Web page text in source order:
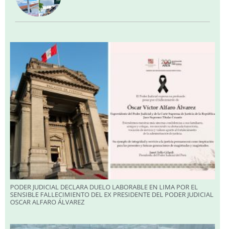
PODER JUDICIAL DECLARA DUELO LABORABLE EN LIMA POR EL
SENSIBLE FALLECIMIENTO DEL EX PRESIDENTE DEL PODER JUDICIAL
OSCAR ALFARO ÁLVAREZ